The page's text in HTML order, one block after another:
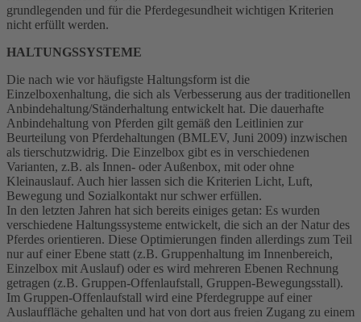
grundlegenden und für die Pferdegesundheit wichtigen Kriterien
nicht erfüllt werden.
HALTUNGSSYSTEME
Die nach wie vor häufigste Haltungsform ist die
Einzelboxenhaltung, die sich als Verbesserung aus der traditionellen
Anbindehaltung/Ständerhaltung entwickelt hat. Die dauerhafte
Anbindehaltung von Pferden gilt gemäß den Leitlinien zur
Beurteilung von Pferdehaltungen (BMLEV, Juni 2009) inzwischen
als tierschutzwidrig. Die Einzelbox gibt es in verschiedenen
Varianten, z.B. als Innen- oder Außenbox, mit oder ohne
Kleinauslauf. Auch hier lassen sich die Kriterien Licht, Luft,
Bewegung und Sozialkontakt nur schwer erfüllen.
In den letzten Jahren hat sich bereits einiges getan: Es wurden
verschiedene Haltungssysteme entwickelt, die sich an der Natur des
Pferdes orientieren. Diese Optimierungen finden allerdings zum Teil
nur auf einer Ebene statt (z.B. Gruppenhaltung im Innenbereich,
Einzelbox mit Auslauf) oder es wird mehreren Ebenen Rechnung
getragen (z.B. Gruppen-Offenlaufstall, Gruppen-Bewegungsstall).
Im Gruppen-Offenlaufstall wird eine Pferdegruppe auf einer
Auslauffläche gehalten und hat von dort aus freien Zugang zu einem